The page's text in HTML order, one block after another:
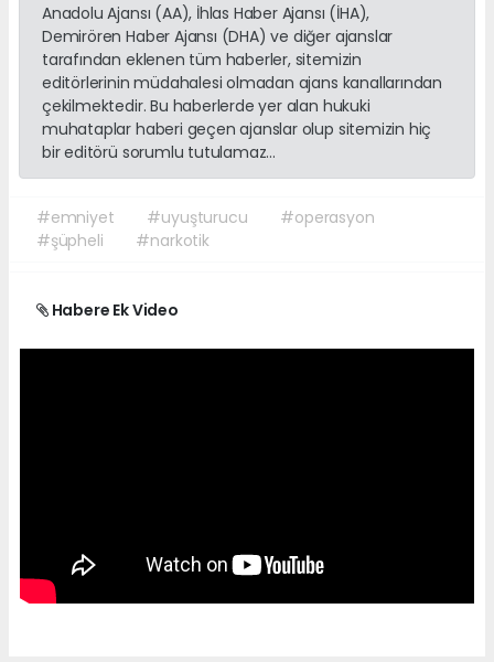
Anadolu Ajansı (AA), İhlas Haber Ajansı (İHA),
Demirören Haber Ajansı (DHA) ve diğer ajanslar
tarafından eklenen tüm haberler, sitemizin
editörlerinin müdahalesi olmadan ajans kanallarından
çekilmektedir. Bu haberlerde yer alan hukuki
muhataplar haberi geçen ajanslar olup sitemizin hiç
bir editörü sorumlu tutulamaz...
#emniyet #uyuşturucu
#operasyon
#şüpheli
#narkotik
Habere Ek Video